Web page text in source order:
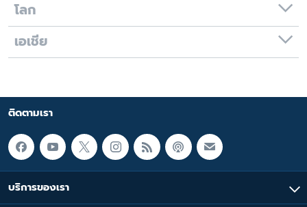
โลก
เอเชีย
ติดตามเรา
บริการของเรา